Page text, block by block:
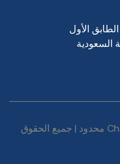
حقوق النشر © 2026 | Channelplay محدود | جميع الحقوق